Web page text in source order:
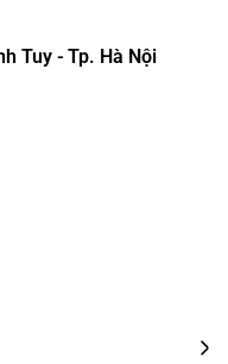
Tuy - Tp. Hà Nội